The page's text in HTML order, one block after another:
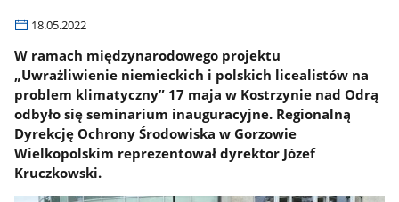
18.05.2022
W ramach międzynarodowego projektu
„Uwrażliwienie niemieckich i polskich licealistów na
problem klimatyczny” 17 maja w Kostrzynie nad Odrą
odbyło się seminarium inauguracyjne. Regionalną
Dyrekcję Ochrony Środowiska w Gorzowie
Wielkopolskim reprezentował dyrektor Józef
Kruczkowski.